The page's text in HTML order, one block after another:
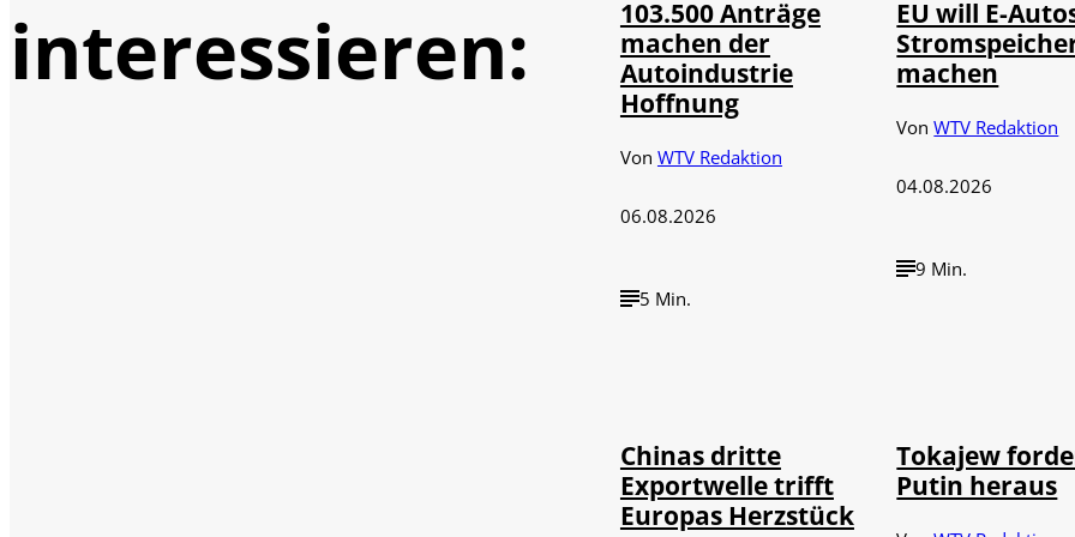
interessieren:
103.500 Anträge
machen der
Autoindustrie
Hoffnung
Von WTV Redaktion
06.08.2026
5 Min.
EU will E-
machen
VonWTV Redaktion
04.08.2026
9 Min.
Chinas dritte
Exportwelle trifft
Europas Herzstück
Tokajew
Putin heraus